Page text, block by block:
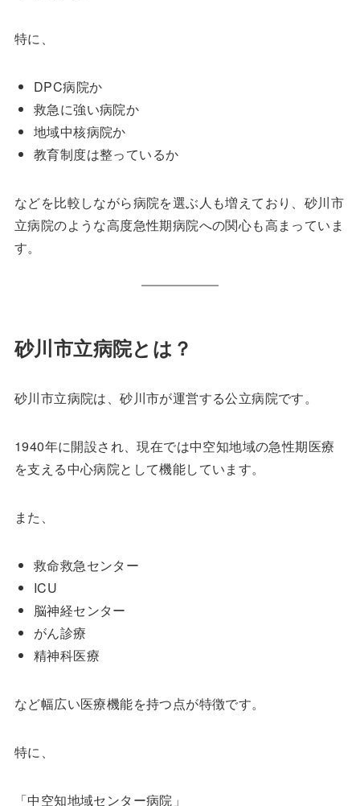
特に、
DPC病院か
救急に強い病院か
地域中核病院か
教育制度は整っているか
などを比較しながら病院を選ぶ人も増えており、砂川市
立病院のような高度急性期病院への関心も高まっていま
す。
砂川市立病院とは？
砂川市立病院は、砂川市が運営する公立病院です。
1940年に開設され、現在では中空知地域の急性期医療
を支える中心病院として機能しています。
また、
救命救急センター
ICU
脳神経センター
がん診療
精神科医療
など幅広い医療機能を持つ点が特徴です。
特に、
「中空知地域センター病院」